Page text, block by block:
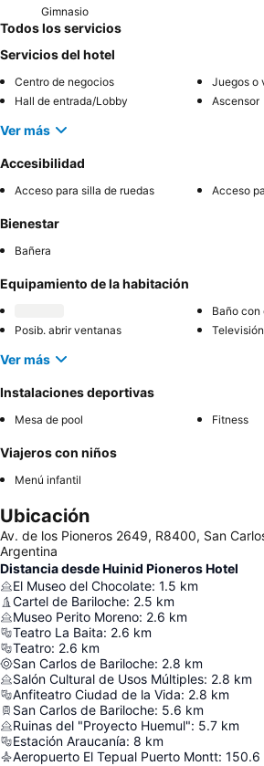
Gimnasio
Todos los servicios
Servicios del hotel
Centro de negocios
Juegos o
Hall de entrada/Lobby
Ascensor
Ver más
Accesibilidad
Acceso para silla de ruedas
Bienestar
Bañera
Equipamiento de la habitación
Baño con
Posib. abrir ventanas
Televisión
Ver más
Instalaciones deportivas
Mesa de pool Fitness
Viajeros con niños
Menú infantil
Ubicación
Av. de los Pioneros 2649, R8400, San
Argentina
Distancia desde Huinid Pioneros Hotel
El Museo del Chocolate: 1.5 km
Cartel de Bariloche: 2.5 km
Museo Perito Moreno: 2.6 km
Teatro La Baita: 2.6 km
Teatro: 2.6 km
San Carlos de Bariloche: 2.8 km
Salón Cultural de Usos Múltiples: 2.8 km
Anfiteatro Ciudad de la Vida: 2.8 km
San Carlos de Bariloche: 5.6 km
Ruinas del "Proyecto Huemul": 5.7 km
Estación Araucanía: 8 km
Aeropuerto El Tepual Puerto Montt: 150.6